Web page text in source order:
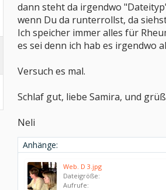
dann steht da irgendwo
wenn Du da runterrollst, da
Ich speicher immer alles für
es sei denn ich hab es irgendwo
Versuch es mal.
Schlaf gut, liebe Samira, und
Neli
Anhänge:
Web. D 3.jpg
Dateigröße:
Aufrufe: